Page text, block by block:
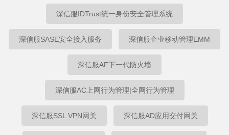
深信服IDTrust统一身份安全管理系统
深信服SASE安全接入服务 深信服企业移动管理EMM
深信服AF下一代防火墙
深信服AC上网行为管理|全网行为管理
深信服SSL VPN网关 深信服AD应用交付网关